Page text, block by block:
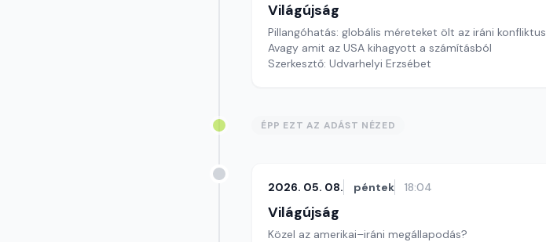
Világújság
Pillangóhatás: globális méreteket ölt az iráni konfliktus
Avagy amit az USA kihagyott a számításból
Szerkesztő: Udvarhelyi Erzsébet
ÉPP EZT AZ ADÁST NÉZED
2026. 05. 08. péntek 18:04
Világújság
Közel az amerikai–iráni megállapodás?